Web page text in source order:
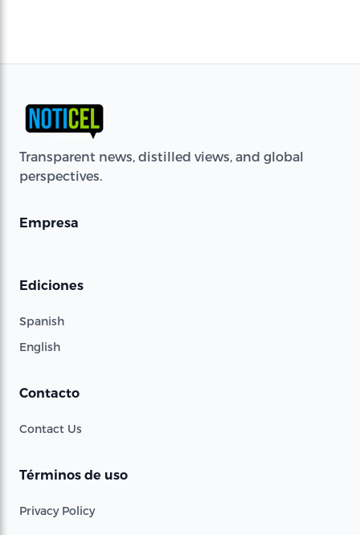
Transparent news, distilled views, and global
perspectives.
Empresa
Ediciones
Spanish
English
Contacto
Contact Us
Términos de uso
Privacy Policy